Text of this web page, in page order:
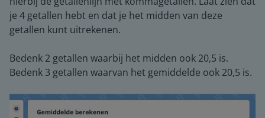
je 4 getallen hebt en dat je het midden van deze
getallen kunt uitrekenen.
Bedenk 2 getallen waarbij het midden ook 20,5 is.
Bedenk 3 getallen waarvan het gemiddelde ook 20,5 is.